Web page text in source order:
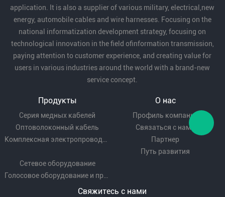
application. It is also a supplier of various military, electrical,new
energy, automobile cables and wire harnesses. Focusing on the
national informatization development strategy, focusing on
technological innovation in the field ofinformation transmission,
paying attention to customer experience, and creating value for
users in various industries around the world with a brand-new
service concept.
Продукты
Серия медных кабелей
Оптоволоконный кабель
Сетевое оборудование
О нас
Профиль компании
Связаться с нами
Партнер
Путь развития
Свяжитесь с нами